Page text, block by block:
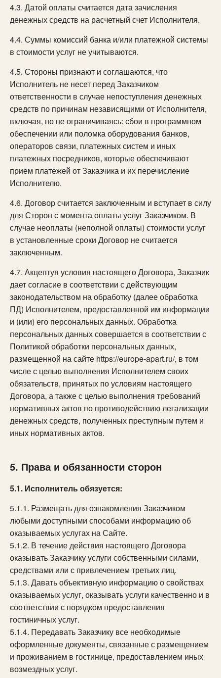
4.3. Датой оплаты считается дата зачисления
денежных средств на расчетный счет Исполнителя.
4.4. Суммы комиссий банка и/или платежной системы
в стоимости услуг не учитываются.
4.5. Стороны признают и соглашаются, что
Исполнитель не несет перед Заказчиком
ответственности в случае непоступления денежных
средств по причинам независящими от Исполнителя,
включая, но не ограничиваясь: сбои в программном
обеспечении или поломка оборудования банков,
операторов связи, платежных систем и иных
платежных посредников, которые обеспечивают
прием платежей от Заказчика и их перечисление
Исполнителю.
4.6. Договор считается заключенным и вступает в силу
для Сторон с момента оплаты услуг Заказчиком. В
случае неоплаты (неполной оплаты) стоимости услуг
в установленные сроки Договор не считается
заключенным.
4.7. Акцептуя условия настоящего Договора, Заказчик
дает согласие в соответствии с действующим
законодательством на обработку (далее обработка
ПД) Исполнителем, предоставленной им информации
и (или) его персональных данных. Обработка
персональных данных совершается в соответствии с
Политикой обработки персональных данных,
размещенной на сайте https://europe-apart.ru/, в том
числе с целью выполнения Исполнителем своих
обязательств, принятых по условиям настоящего
Договора, а также с целью выполнения требований
нормативных актов по противодействию легализации
денежных средств, полученных преступным путем и
иных нормативных актов.
5. Права и обязанности сторон
5.1. Исполнитель обязуется:
5.1.1. Размещать для ознакомления Заказчиком
любыми доступными способами информацию об
оказываемых услугах на Сайте.
5.1.2. В течение действия настоящего Договора
оказывать Заказчику услуги собственными силами,
средствами или с привлечением третьих лиц.
5.1.3. Давать объективную информацию о свойствах
оказываемых услуг, оказывать услуги качественно и в
соответствии с порядком предоставления
гостиничных услуг.
5.1.4. Передавать Заказчику все необходимые
оформленные документы, связанные с размещением
и проживанием в гостинице, предоставлением иных
возмездных услуг.